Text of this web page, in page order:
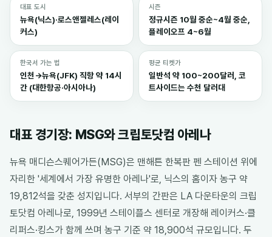
대표 도시
뉴욕(닉스)·로스앤젤레스(레이
커스)
시즌
정규시즌 10월 중순~4월 중순,
플레이오프 4~6월
한국서 가는 법
인천→뉴욕(JFK) 직항 약 14시
간 (대한항공·아시아나)
평균 티켓가
일반석 약 100~200달러, 코
트사이드는 수천 달러대
대표 경기장: MSG와 크립토닷컴 아레나
뉴욕 매디슨스퀘어가든(MSG)은 맨해튼 한복판 펜 스테이션 위에
자리한 '세계에서 가장 유명한 아레나'로, 닉스의 홈이자 농구 약
19,812석을 갖춘 성지입니다. 서부의 간판은 LA 다운타운의 크립
토닷컴 아레나로, 1999년 스테이플스 센터로 개장해 레이커스·클
리퍼스·킹스가 함께 쓰며 농구 기준 약 18,900석 규모입니다. 두